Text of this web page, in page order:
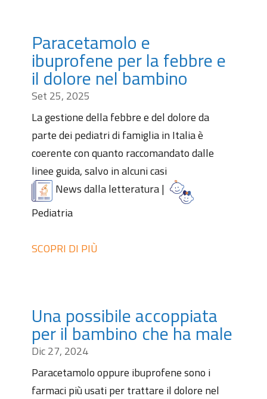
Paracetamolo e
ibuprofene per la febbre e
il dolore nel bambino
Set 25, 2025
La gestione della febbre e del dolore da
parte dei pediatri di famiglia in Italia è
coerente con quanto raccomandato dalle
linee guida, salvo in alcuni casi
News dalla letteratura|
Pediatria
SCOPRI DI PIÙ
Una possibile accoppiata
per il bambino che ha male
Dic 27, 2024
Paracetamolo oppure ibuprofene sono i
farmaci più usati per trattare il dolore nel